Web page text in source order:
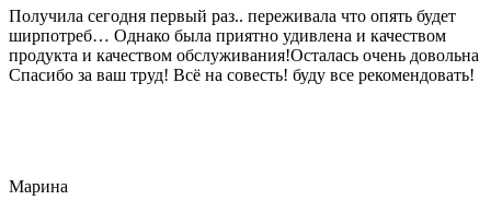
Получила сегодня первый раз.. переживала что опять будет
ширпотреб… Однако была приятно удивлена и качеством
продукта и качеством обслуживания!Осталась очень довольна
Спасибо за ваш труд! Всё на совесть! буду все рекомендовать!
Марина